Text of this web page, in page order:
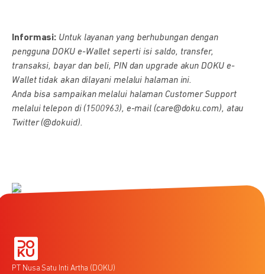
Informasi: Untuk layanan yang berhubungan dengan
pengguna DOKU e-Wallet seperti isi saldo, transfer,
transaksi, bayar dan beli, PIN dan upgrade akun DOKU e-
Wallet tidak akan dilayani melalui halaman ini.
Anda bisa sampaikan melalui halaman Customer Support
melalui telepon di (1500963), e-mail (care@doku.com), atau
Twitter (@dokuid).
PT Nusa Satu Inti Artha (DOKU)